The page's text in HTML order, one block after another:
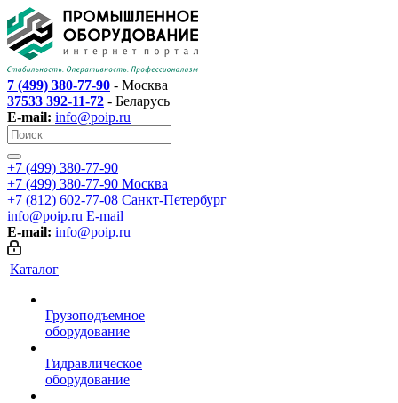
7 (499) 380-77-90 - Москва
37533 392-11-72 - Беларусь
E-mail: info@poip.ru
+7 (499) 380-77-90
+7 (499) 380-77-90 Москва
+7 (812) 602-77-08 Санкт-Петербург
info@poip.ru E-mail
E-mail: info@poip.ru
Каталог
Грузоподъемное
оборудование
Гидравлическое
оборудование